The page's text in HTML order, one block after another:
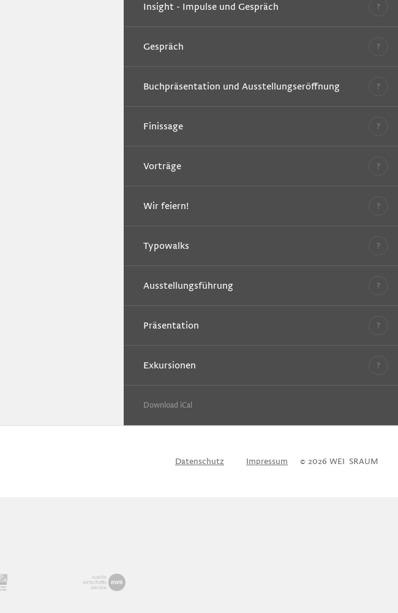
Insight - Impulse und Gespräch
Gespräch
Buchpräsentation und Ausstellungseröffnung
Finissage
Vorträge
Wir feiern!
Typowalks
Ausstellungsführung
Präsentation
Exkursionen
Download iCal
Datenschutz Impressum © 2026 WEI SRAUM